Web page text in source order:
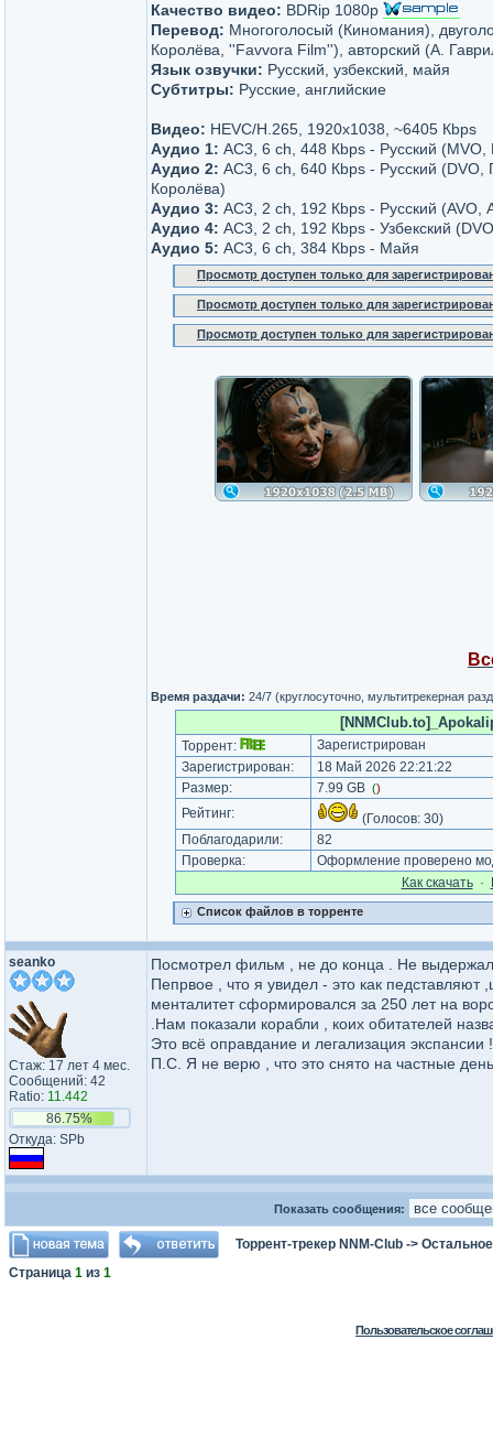
Качество видео: BDRip 1080p
Перевод: Многоголосый (Киномания),
Королёва, ''Favvora Film''), авторский (А.
Язык озвучки: Русский, узбекский, майя
Субтитры: Русские, английские
Видео: HEVC/H.265, 1920x1038, ~6405 Кbps
Аудио 1: AC3, 6 ch, 448 Кbps - Русский
Аудио 2: AC3, 6 ch, 640 Кbps - Русский
Королёва)
Аудио 3: AC3, 2 ch, 192 Кbps - Русский (AVO,
Аудио 4: AC3, 2 ch, 192 Кbps - Узбекский
Аудио 5: AC3, 6 ch, 384 Кbps - Майя
Просмотр доступен только для
Просмотр доступен только для
Просмотр доступен только для
Время раздачи: 24/7 (круглосуточно, мультитрекерная
Торрент:
Зарегистрирован
Зарегистрирован:
18 Май 2026 22:21:22
Размер:
7.99 GB ()
Рейтинг: (Голосов: 30)
Поблагодарили:
82
Проверка:
Оформление проверено
Как cкачать·
Список файлов в торренте
seanko
Стаж: 17 лет 4 мес.
Сообщений: 42
Ratio: 11.442
86.75%
Откуда: SPb
Посмотрел фильм , не до конца . Не выдержал
Пепрвое , что я увидел - это как
менталитет сформировался за 250 лет на
.Нам показали корабли , коих обитателей
Это всё оправдание и легализация экспансии
П.С. Я не верю , что это снято на частные
Показать сообщения:
Торрент-трекер NNM-Club -> Остальное
Страница 1 из 1
Пользовательское